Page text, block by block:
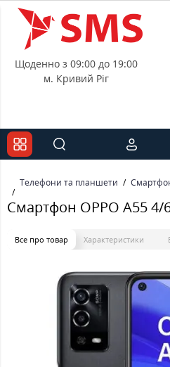
Щоденно з 09:00 до 19:00
м. Кривий Ріг
Телефони та планшети
Смартфон OPPO A55 4/
Все про товар Характеристики